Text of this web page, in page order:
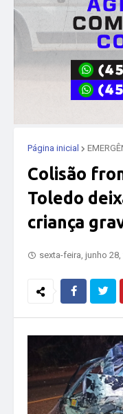
Página inicial
Colisão
Toledo
criança
sexta-feira, junho 28,